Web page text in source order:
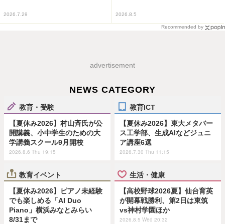
2026.7.29 2026.8.5
Recommended by
advertisement
NEWS CATEGORY
教育・受験
【夏休み2026】村山斉氏が公
開講義、小中学生のための大
学講義スクール9月開校
2026.8.6 Thu 19:15
教育ICT
【夏休み2026】東大メタバー
ス工学部、生成AIなどジュニ
ア講座6選
2026.7.30 Thu 11:15
教育イベント
【夏休み2026】ピアノ未経験
でも楽しめる「AI Duo
Piano」横浜みなとみらい
8/31まで
生活・健康
【高校野球2026夏】仙台育英
が開幕戦勝利、第2日は東筑
vs神村学園ほか
2026.8.5 Wed 20:32